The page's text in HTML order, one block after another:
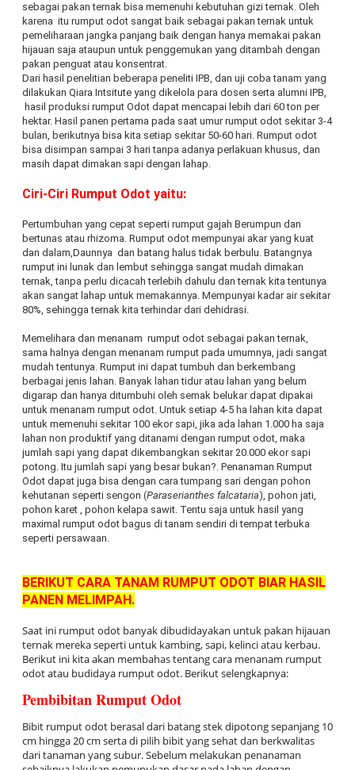
sebagai pakan ternak bisa memenuhi kebutuhan gizi ternak. Oleh
karena itu rumput odot sangat baik sebagai pakan ternak untuk
pemeliharaan jangka panjang baik dengan hanya memakai pakan
hijauan saja ataupun untuk penggemukan yang ditambah dengan
pakan penguat atau konsentrat.
Dari hasil penelitian beberapa peneliti IPB, dan uji coba tanam yang
dilakukan Qiara Intsitute yang dikelola para dosen serta alumni IPB,
hasil produksi rumput Odot dapat mencapai lebih dari 60 ton per
hektar. Hasil panen pertama pada saat umur rumput odot sekitar 3-4
bulan, berikutnya bisa kita setiap sekitar 50-60 hari. Rumput odot
bisa disimpan sampai 3 hari tanpa adanya perlakuan khusus, dan
masih dapat dimakan sapi dengan lahap.
Ciri-Ciri Rumput Odot yaitu:
Pertumbuhan yang cepat seperti rumput gajah Berumpun dan
bertunas atau rhizoma. Rumput odot mempunyai akar yang kuat
dan dalam,Daunnya dan batang halus tidak berbulu. Batangnya
rumput ini lunak dan lembut sehingga sangat mudah dimakan
ternak, tanpa perlu dicacah terlebih dahulu dan ternak kita tentunya
akan sangat lahap untuk memakannya. Mempunyai kadar air sekitar
80%, sehingga ternak kita terhindar dari dehidrasi.
Memelihara dan menanam rumput odot sebagai pakan ternak,
sama halnya dengan menanam rumput pada umumnya, jadi sangat
mudah tentunya. Rumput ini dapat tumbuh dan berkembang
berbagai jenis lahan. Banyak lahan tidur atau lahan yang belum
digarap dan hanya ditumbuhi oleh semak belukar dapat dipakai
untuk menanam rumput odot. Untuk setiap 4-5 ha lahan kita dapat
untuk memenuhi sekitar 100 ekor sapi, jika ada lahan 1.000 ha saja
lahan non produktif yang ditanami dengan rumput odot, maka
jumlah sapi yang dapat dikembangkan sekitar 20.000 ekor sapi
potong. Itu jumlah sapi yang besar bukan?. Penanaman Rumput
Odot dapat juga bisa dengan cara tumpang sari dengan pohon
kehutanan seperti sengon (Paraserianthes falcataria), pohon jati,
pohon karet , pohon kelapa sawit. Tentu saja untuk hasil yang
maximal rumput odot bagus di tanam sendiri di tempat terbuka
seperti persawaan.
BERIKUT CARA TANAM RUMPUT ODOT BIAR HASIL
PANEN MELIMPAH.
Saat ini rumput odot banyak dibudidayakan untuk pakan hijauan
ternak mereka seperti untuk kambing, sapi, kelinci atau kerbau.
Berikut ini kita akan membahas tentang cara menanam rumput
odot atau budidaya rumput odot. Berikut selengkapnya:
Pembibitan Rumput Odot
Bibit rumput odot berasal dari batang stek dipotong sepanjang 10
cm hingga 20 cm serta di pilih bibit yang sehat dan berkwalitas
dari tanaman yang subur. Sebelum melakukan penanaman